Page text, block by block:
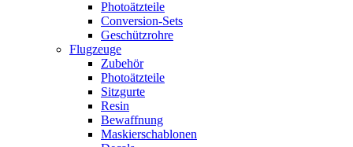
Photoätzteile
Conversion-Sets
Geschützrohre
Flugzeuge
Zubehör
Photoätzteile
Sitzgurte
Resin
Bewaffnung
Maskierschablonen